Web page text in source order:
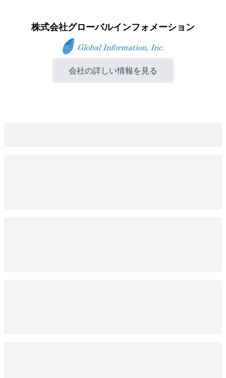
株式会社グローバルインフォメーション
会社の詳しい情報を見る